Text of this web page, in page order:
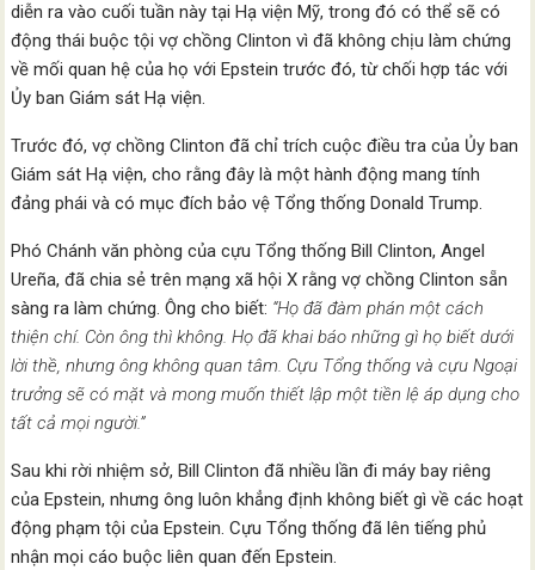
diễn ra vào cuối tuần này tại Hạ viện Mỹ, trong đó có thể sẽ có
động thái buộc tội vợ chồng Clinton vì đã không chịu làm chứng
về mối quan hệ của họ với Epstein trước đó, từ chối hợp tác với
Ủy ban Giám sát Hạ viện.
Trước đó, vợ chồng Clinton đã chỉ trích cuộc điều tra của Ủy ban
Giám sát Hạ viện, cho rằng đây là một hành động mang tính
đảng phái và có mục đích bảo vệ Tổng thống Donald Trump.
Phó Chánh văn phòng của cựu Tổng thống Bill Clinton, Angel
Ureña, đã chia sẻ trên mạng xã hội X rằng vợ chồng Clinton sẵn
sàng ra làm chứng. Ông cho biết: “Họ đã đàm phán một cách
thiện chí. Còn ông thì không. Họ đã khai báo những gì họ biết dưới
lời thề, nhưng ông không quan tâm. Cựu Tổng thống và cựu Ngoại
trưởng sẽ có mặt và mong muốn thiết lập một tiền lệ áp dụng cho
tất cả mọi người.”
Sau khi rời nhiệm sở, Bill Clinton đã nhiều lần đi máy bay riêng
của Epstein, nhưng ông luôn khẳng định không biết gì về các hoạt
động phạm tội của Epstein. Cựu Tổng thống đã lên tiếng phủ
nhận mọi cáo buộc liên quan đến Epstein.